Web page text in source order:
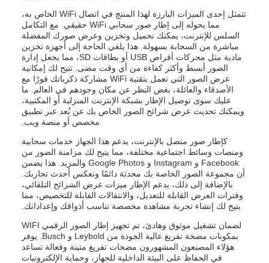
تتمثل إحدى الميزات البارزة لهذا المنتج في اتصال WiFi الخاص به،
مما يحوله إلى إطار صور سحابي WiFi حقيقي. مع التكامل
السلس للإنترنت، يمكنك تحميل وتخزين وعرض صورك المفضلة
مباشرة من السحابة بسهولة. هذا يلغي الحاجة إلى أجهزة تخزين
مادية مثل محركات أقراص USB أو بطاقات SD، مما يجعل إدارة
الصور أبسط وأكثر كفاءة من أي وقت مضى. تتيح لك إمكانية
عرض الصور التي تعمل بتقنية WiFi مشاركة ذكرياتك فورًا مع
الأصدقاء والعائلة، بغض النظر عن مكان وجودهم في العالم. ما
عليك سوى توصيل الإطار بشبكة الإنترنت المنزلية أو المكتبية،
ويمكنك تحديث عرض شرائح الصور الخاص بك عن بُعد عبر تطبيق
مخصص أو منصة ويب.
كإطار صور متصل بالإنترنت، يدعم هذا الجهاز خدمات سحابية
ومنصات وسائط اجتماعية مختلفة، مما يتيح لك مزامنة الصور من
Facebook و Instagram و Google Photos والمزيد. هذا يضمن
أن مجموعة الصور الخاصة بك محدثة دائمًا وتعكس أحدث تجاربك.
بالإضافة إلى ذلك، يدعم الإطار ميزات عرض الشرائح التلقائي،
وفترات العرض القابلة للتعديل، والانتقالات القابلة للتخصيص، مما
يتيح لك إنشاء تجربة مشاهدة مخصصة تناسب أذواقك وإعداداتك.
لضمان تشغيل موثوق وهادئ، تم تجهيز إطار الصور الرقمي WIFI
بمكونات مضخة تفريغ عالية الجودة من Leybold و Busch. يوفر
هؤلاء المصنعون المشهورون مضخات تفريغ متينة وفعالة تساعد
في الحفاظ على البيئة الداخلية للجهاز، وحماية الإلكترونيات